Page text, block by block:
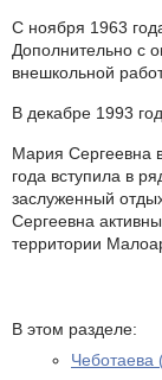
С ноября 1963
Дополнительно с
внешкольной
В декабре 1993
Мария Сергеевна
года вступила в
заслуженный
Сергеевна
территории
В этом разделе:
Чеботаева